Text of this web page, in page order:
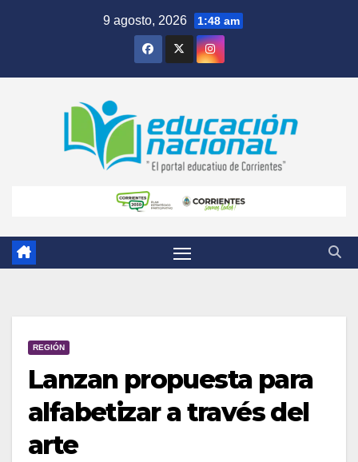
9 agosto, 2026 1:48 am
REGIÓN
Lanzan propuesta para
alfabetizar a través del
arte